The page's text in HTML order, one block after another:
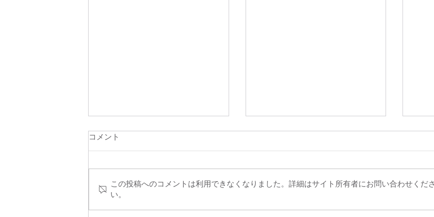
給食紹介 ラーメン
ふうね クリスマス会をしま
コメント
この投稿へのコメントは利用できなくなりました。詳細はサイト所有者にお問い合わせくださ
い。